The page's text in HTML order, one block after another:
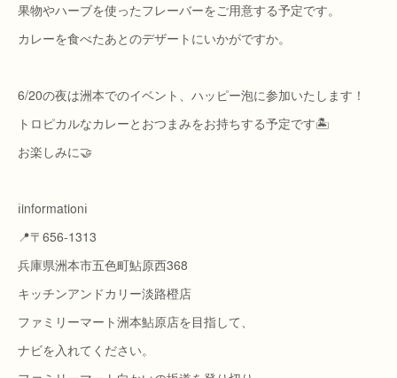
果物やハーブを使ったフレーバーをご用意する予定です。
カレーを食べたあとのデザートにいかがですか。
6/20の夜は洲本でのイベント、ハッピー泡に参加いたします！
トロピカルなカレーとおつまみをお持ちする予定です🏝️
お楽しみに🤝
ℹ️informationℹ️
📍〒656-1313
兵庫県洲本市五色町鮎原西368
キッチンアンドカリー淡路橙店
ファミリーマート洲本鮎原店を目指して、
ナビを入れてください。